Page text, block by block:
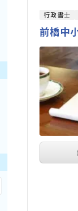
行政書士
前橋中